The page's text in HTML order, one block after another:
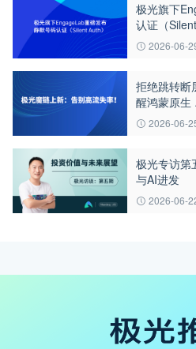
极光旗下
认证（
2026-06-
拒绝跳转断
醒鸿蒙原生
2026-06-
极光专访第
与AI进发
2026-06-